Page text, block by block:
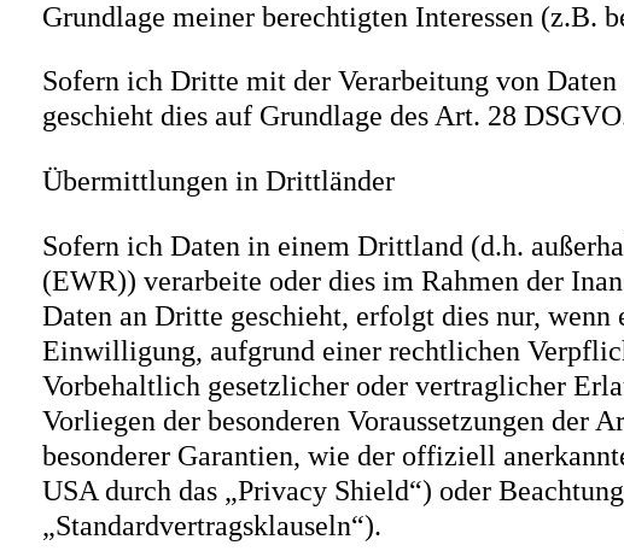
Grundlage meiner berechtigten Interessen (z.B.
Sofern ich Dritte mit der Verarbeitung von
geschieht dies auf Grundlage des Art. 28
Übermittlungen in Drittländer
Sofern ich Daten in einem Drittland (d.h.
(EWR)) verarbeite oder dies im Rahmen der
Daten an Dritte geschieht, erfolgt dies nur,
Einwilligung, aufgrund einer rechtlichen
Vorbehaltlich gesetzlicher oder vertraglicher
Vorliegen der besonderen Voraussetzungen
besonderer Garantien, wie der offiziell
USA durch das „Privacy Shield“) oder
„Standardvertragsklauseln“).